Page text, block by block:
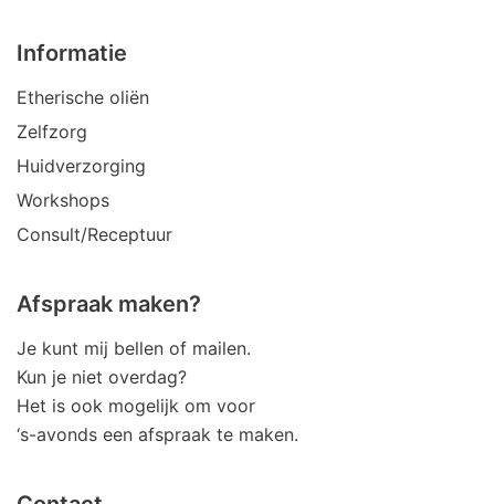
Informatie
Etherische oliën
Zelfzorg
Huidverzorging
Workshops
Consult/Receptuur
Afspraak maken?
Je kunt mij bellen of mailen.
Kun je niet overdag?
Het is ook mogelijk om voor
‘s-avonds een afspraak te maken.